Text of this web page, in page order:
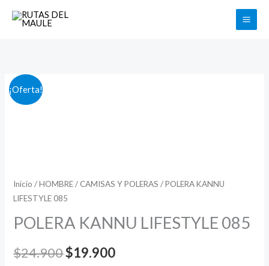
Buscar
¡Oferta!
Inicio /HOMBRE/ CAMISAS Y POLERAS / POLERA KANNU
LIFESTYLE 085
POLERA KANNU LIFESTYLE 085
$24.900
$24.900.
$19.900
$19.900.
POLERA
KANNU